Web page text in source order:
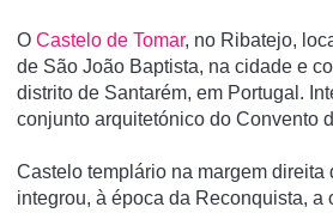
O Castelo de Tomar, no Ribatejo,
de São João Baptista, na cidade e
distrito de Santarém, em Portugal.
conjunto arquitetónico do Convento
Castelo templário na margem direita
integrou, à época da Reconquista, a